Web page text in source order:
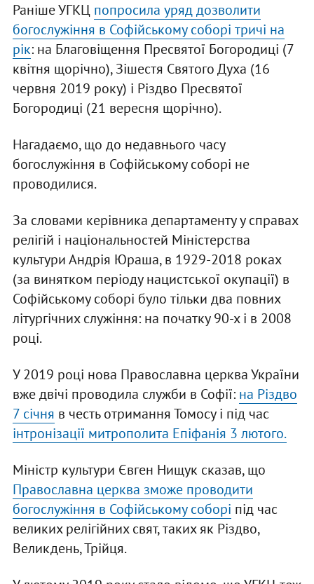
Раніше УГКЦ попросила уряд дозволити
богослужіння в Софійському соборі тричі на
рік: на Благовіщення Пресвятої Богородиці (7
квітня щорічно), Зішестя Святого Духа (16
червня 2019 року) і Різдво Пресвятої
Богородиці (21 вересня щорічно).
Нагадаємо, що до недавнього часу
богослужіння в Софійському соборі не
проводилися.
За словами керівника департаменту у справах
релігій і національностей Міністерства
культури Андрія Юраша, в 1929-2018 роках
(за винятком періоду нацистської окупації) в
Софійському соборі було тільки два повних
літургічних служіння: на початку 90-х і в 2008
році.
У 2019 році нова Православна церква України
вже двічі проводила служби в Софії: на Різдво
7 січня в честь отримання Томосу і під час
інтронізації митрополита Епіфанія 3 лютого.
Міністр культури Євген Нищук сказав, що
Православна церква зможе проводити
богослужіння в Софійському соборі під час
великих релігійних свят, таких як Різдво,
Великдень, Трійця.